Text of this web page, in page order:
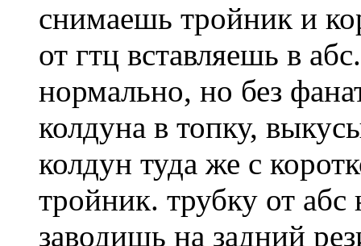
снимаешь тройник и
от гтц вставляешь в
нормально, но без
колдуна в топку,
колдун туда же с
тройник. трубку от
заводишь на задний